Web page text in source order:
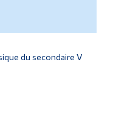
de sciences
du secondaire V